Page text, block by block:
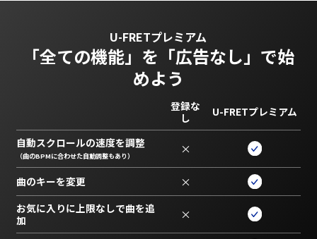
U-FRETプレミアム
「全ての機能」を 「広告なし」で始
めよう
登録な
し
U-FRETプレミアム
自動スクロールの速度を調整
（曲のBPMに合わせた自動調整もあり） ×
曲のキーを変更 ×
お気に入りに上限なしで曲を追
加
×